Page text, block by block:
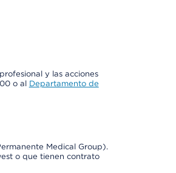
y las acciones
o al Departamento de
Medical Group).
o que tienen contrato